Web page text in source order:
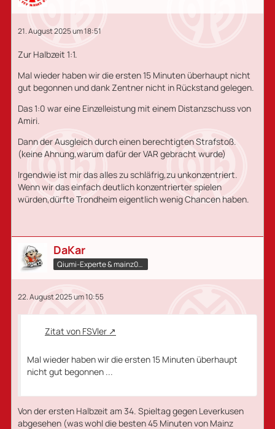
21. August 2025 um 18:51
Zur Halbzeit 1:1.
Mal wieder haben wir die ersten 15 Minuten überhaupt nicht
gut begonnen und dank Zentner nicht in Rückstand gelegen.
Das 1:0 war eine Einzelleistung mit einem Distanzschuss von
Amiri.
Dann der Ausgleich durch einen berechtigten Strafstoß.
(keine Ahnung,warum dafür der VAR gebracht wurde)
Irgendwie ist mir das alles zu schläfrig,zu unkonzentriert.
Wenn wir das einfach deutlich konzentrierter spielen
würden,dürfte Trondheim eigentlich wenig Chancen haben.
DaKar
Qiumi-Experte​ & mainz05.qiumi.de
22. August 2025 um 10:55
Zitat von FSVler
Mal wieder haben wir die ersten 15 Minuten überhaupt
nicht gut begonnen ...
Von der ersten Halbzeit am 34. Spieltag gegen Leverkusen
abgesehen (was wohl die besten 45 Minuten von Mainz